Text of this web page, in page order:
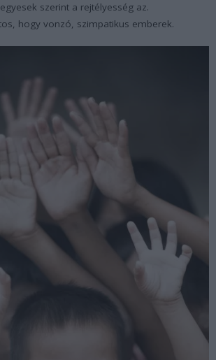
szerint a rejtélyesség az.
hogy vonzó, szimpatikus emberek.